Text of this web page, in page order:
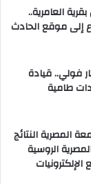
العامرية..
إلى موقع الحادث
فولي.. قيادة
طامية
المصرية النتائج
الروسية